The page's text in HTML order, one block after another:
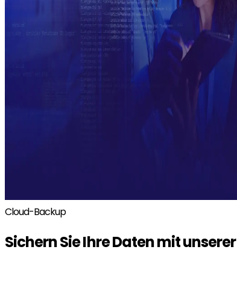
Cloud-Backup
Sichern Sie Ihre Daten mit unserer